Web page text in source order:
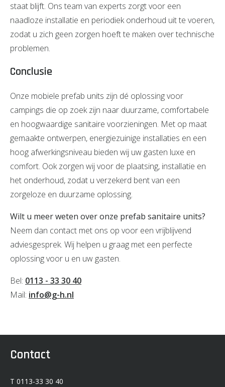
staat blijft. Ons team van experts zorgt voor een
naadloze installatie en periodiek onderhoud uit te voeren,
zodat u zich geen zorgen hoeft te maken over technische
problemen.
Conclusie
Onze mobiele prefab units zijn dé oplossing voor
campings die op zoek zijn naar duurzame, comfortabele
en hoogwaardige sanitaire voorzieningen. Met op maat
gemaakte ontwerpen, energiezuinige installaties en een
hoog afwerkingsniveau bieden wij uw gasten luxe en
comfort. Ook zorgen wij voor de plaatsing, installatie en
het onderhoud, zodat u verzekerd bent van een
zorgeloze en duurzame oplossing.
Wilt u meer weten over onze prefab sanitaire units?
Neem dan contact met ons op voor een vrijblijvend
adviesgesprek. Wij helpen u graag met een perfecte
oplossing voor u en uw gasten.
Bel: 0113 - 33 30 40
Mail: info@g-h.nl
Contact
T 0113-33 30 40